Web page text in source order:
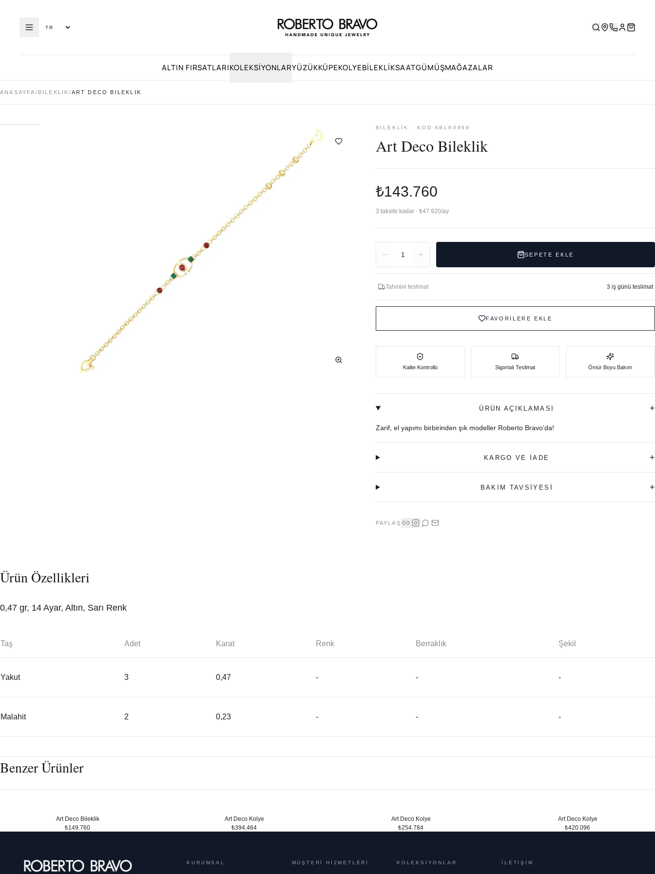
ALTIN FIRSATLARIKOLEKSIYONLARYÜZÜKKÜPEKOLYEBILEKLIKSAATGÜMÜŞMAĞAZALAR
ANASAYFA / BILEKLIK/ ART DECO BILEKLIK
BILEKLIK · KOD ABLK0969
Art Deco Bileklik
₺143.760
3 taksite kadar · ₺47.920/ay
1 SEPETE EKLE
Tahmini teslimat 3 iş günü teslimat
FAVORİLERE EKLE
Kalite Kontrollü Sigortalı Teslimat Ömür Boyu Bakım
ÜRÜN AÇIKLAMASI +
Zarif, el yapımı birbirinden şık modeller Roberto Bravo’da!
KARGO VE İADE +
BAKIM TAVSİYESİ +
PAYLAŞ
Ürün Özellikleri
0,47 gr, 14 Ayar, Altın, Sarı Renk
Taş Adet Karat Renk Berraklık Şekil
Yakut 3 0,47 - - -
Malahit 2 0,23 - - -
Benzer Ürünler
Art Deco Bileklik
₺149.760
Art Deco Kolye
₺394.464
Art Deco Kolye
₺254.784
Art Deco Kolye
₺420.096
KURUMSAL MÜŞTERİ HİZMETLERİ KOLEKSİYONLAR İLETİŞİM